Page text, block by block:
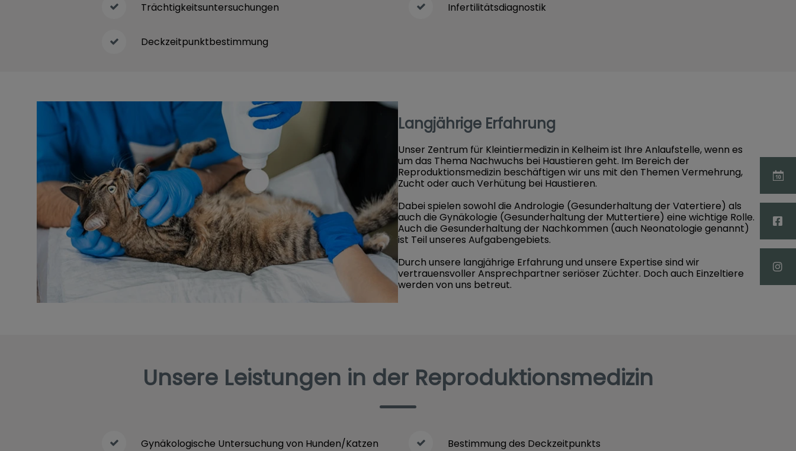
Trächtigkeitsuntersuchungen Infertilitätsdiagnostik
Deckzeitpunktbestimmung
Langjährige Erfahrung
Unser Zentrum für Kleintiermedizin in Kelheim ist Ihre Anlaufstelle, wenn es
um das Thema Nachwuchs bei Haustieren geht. Im Bereich der
Reproduktionsmedizin beschäftigen wir uns mit den Themen Vermehrung,
Zucht oder auch Verhütung bei Haustieren.
Dabei spielen sowohl die Andrologie (Gesunderhaltung der Vatertiere) als
auch die Gynäkologie (Gesunderhaltung der Muttertiere) eine wichtige Rolle.
Auch die Gesunderhaltung der Nachkommen (auch Neonatologie genannt)
ist Teil unseres Aufgabengebiets.
Durch unsere langjährige Erfahrung und unsere Expertise sind wir
vertrauensvoller Ansprechpartner seriöser Züchter. Doch auch Einzeltiere
werden von uns betreut.
Unsere Leistungen in der Reproduktionsmedizin
Gynäkologische Untersuchung von Hunden/Katzen Bestimmung des Deckzeitpunkts